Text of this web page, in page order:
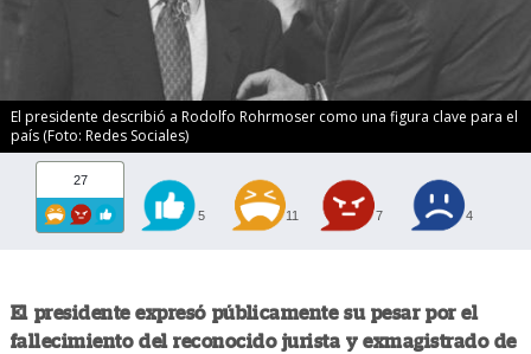
El presidente describió a Rodolfo Rohrmoser como una figura clave para el
país (Foto: Redes Sociales)
27
5 11 7 4
El presidente expresó públicamente su pesar por el
fallecimiento del reconocido jurista y exmagistrado de